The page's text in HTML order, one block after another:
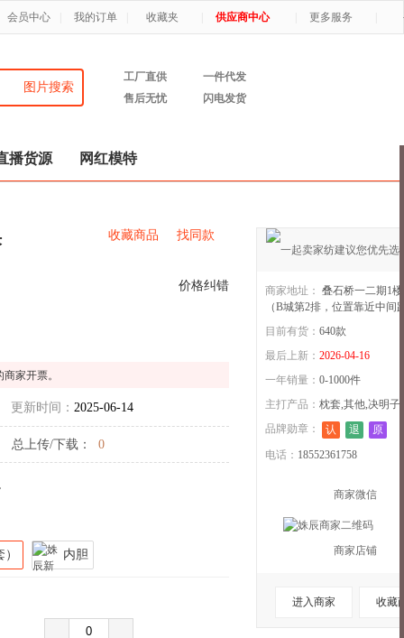
会员中心 我的订单 收藏夹 供应商中心 更多服务
图片搜索
工厂直供
一件代发
售后无忧
闪电发货
播货源 网红模特
收藏商品 找同款
价格纠错
家开票。
更新时间： 2025-06-14
总上传/下载： 0
内胆
姝辰 1年店
商家地址： 叠石桥一二期1
（B城第2排，位置靠近中间
目前有货： 640款
最后上新： 2026-04-16
一年销量： 0-1000件
主打产品： 枕套,其他,决明子
品牌勋章：
认 退
原
电话： 18552361758
商家微信
商家店铺
进入商家 收藏